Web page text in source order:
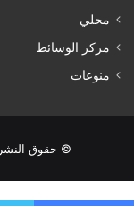
محلي
مركز الوسائط
منوعات
© حقوق النشر 2026، جميع الحقوق محفوظة |هنا تعز